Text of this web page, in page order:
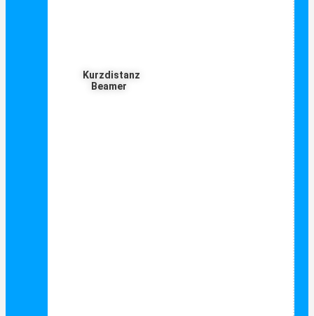
Kurzdistanz
Beamer